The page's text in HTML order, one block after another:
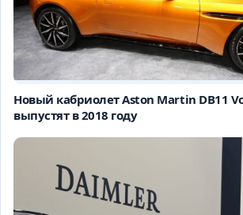
Новый кабриолет Aston Martin DB11
выпустят в 2018 году